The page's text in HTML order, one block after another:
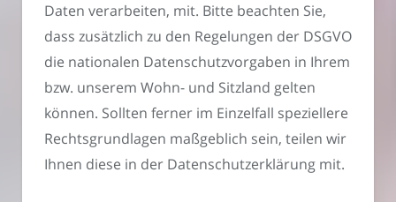
Daten verarbeiten, mit. Bitte beachten Sie,
dass zusätzlich zu den Regelungen der DSGVO
die nationalen Datenschutzvorgaben in Ihrem
bzw. unserem Wohn- und Sitzland gelten
können. Sollten ferner im Einzelfall speziellere
Rechtsgrundlagen maßgeblich sein, teilen wir
Ihnen diese in der Datenschutzerklärung mit.